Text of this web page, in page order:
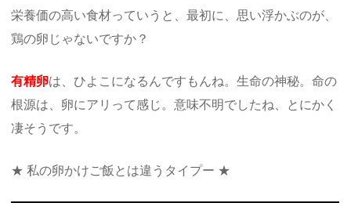
栄養価の高い食材っていうと、最初に、思い浮かぶのが、
鶏の卵じゃないですか？
有精卵は、ひよこになるんですもんね。生命の神秘。命の
根源は、卵にアリって感じ。意味不明でしたね、とにかく
凄そうです。
★ 私の卵かけご飯とは違うタイプー ★